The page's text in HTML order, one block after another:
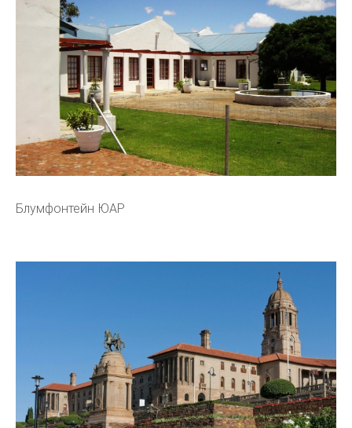
Блумфонтейн ЮАР